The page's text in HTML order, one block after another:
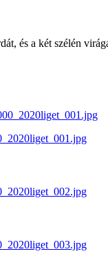
és a két szélén